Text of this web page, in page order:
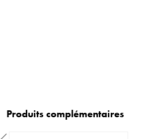
Produits complémentaires